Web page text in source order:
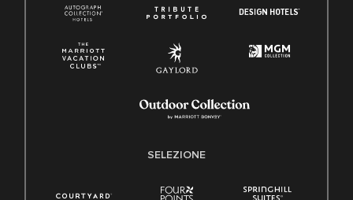
SELEZIONE